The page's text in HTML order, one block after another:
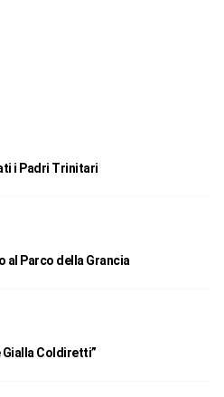
i Padri Trinitari
al Parco della Grancia
Gialla Coldiretti”